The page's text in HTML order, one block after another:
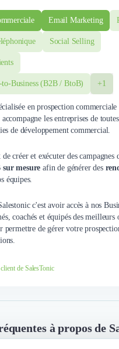
Email Marketing
Social Selling
to-Business (B2B / BtoB) +1
en prospection commerciale
les entreprises de
de développement commercial.
créer et exécuter des campagnes
sur mesure afin de générer des
équipes.
c'est avoir accès à nos
coachés et équipés des meilleurs
de gérer votre
de SalesTonic
à propos de